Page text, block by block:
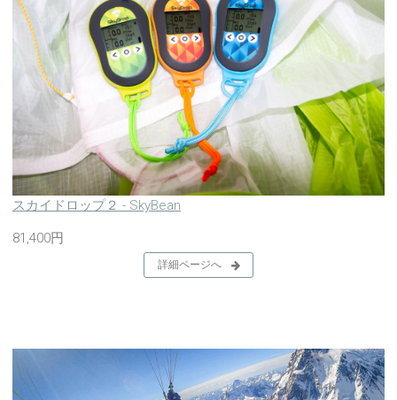
スカイドロップ２ - SkyBean
81,400円
詳細ページへ